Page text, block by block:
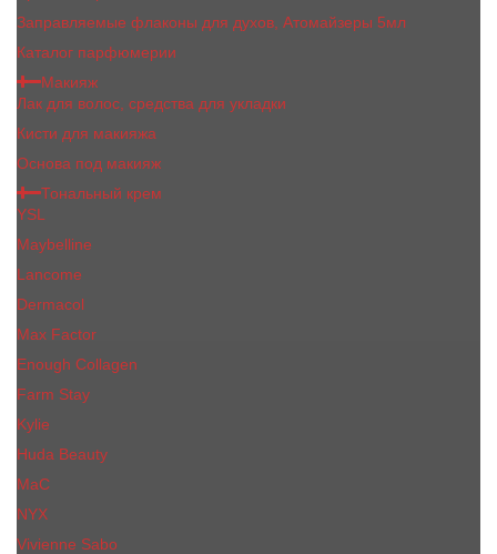
Заправляемые флаконы для духов, Атомайзеры 5мл
Каталог парфюмерии
Макияж
Лак для волос, средства для укладки
Кисти для макияжа
Основа под макияж
Тональный крем
YSL
Maybelline
Lancome
Dermacol
Max Factor
Enough Collagen
Farm Stay
Kylie
Huda Beauty
МаС
NYX
Vivienne Sabo